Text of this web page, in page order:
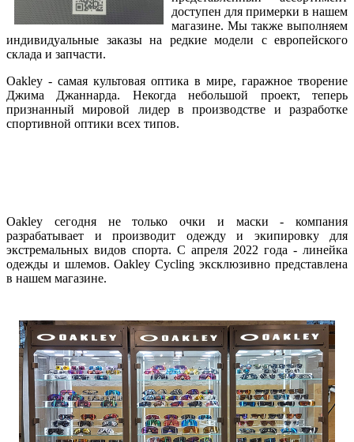
доступен для примерки в нашем
магазине. Мы также выполняем
индивидуальные заказы на редкие модели с европейского
склада и запчасти.
Oakley - самая культовая оптика в мире, гаражное творение
Джима Джаннарда. Некогда небольшой проект, теперь
признанный мировой лидер в производстве и разработке
спортивной оптики всех типов.
Oakley сегодня не только очки и маски - компания
разрабатывает и производит одежду и экипировку для
экстремальных видов спорта. С апреля 2022 года - линейка
одежды и шлемов. Oakley Cycling эксклюзивно представлена
в нашем магазине.